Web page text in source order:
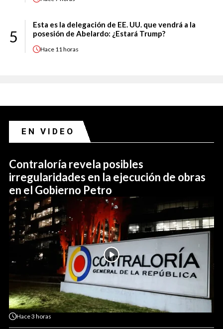
5
Esta es la delegación de EE. UU. que vendrá a la
posesión de Abelardo: ¿Estará Trump?
Hace 11 horas
EN VIDEO
Contraloría revela posibles
irregularidades en la ejecución de obras
en el Gobierno Petro
Hace3 horas